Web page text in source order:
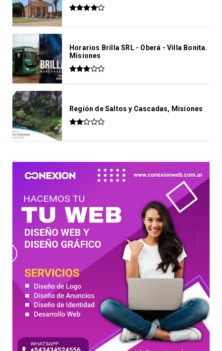
Horarios Brilla SRL - Oberá - Villa Bonita.
Misiones
Región de Saltos y Cascadas, Misiones